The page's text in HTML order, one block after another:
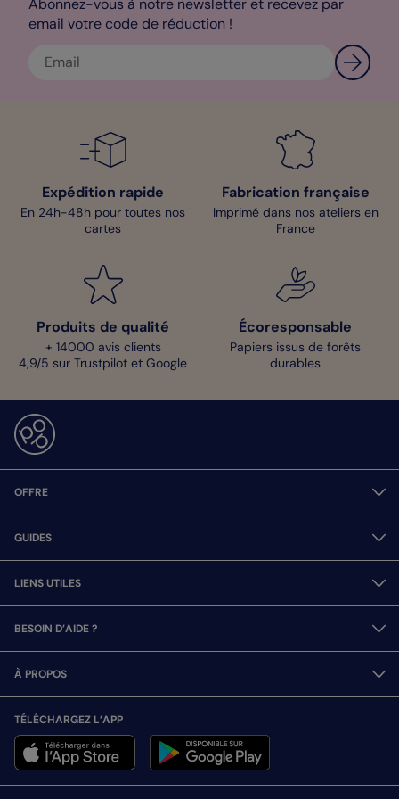
Abonnez-vous à notre newsletter et recevez par
email votre code de réduction !
Expédition rapide
En 24h-48h pour toutes nos
cartes
Fabrication française
Imprimé dans nos ateliers en
France
Produits de qualité
+ 14000 avis clients
4,9/5 sur Trustpilot et Google
Écoresponsable
Papiers issus de forêts
durables
OFFRE
GUIDES
LIENS UTILES
BESOIN D’AIDE ?
À PROPOS
TÉLÉCHARGEZ L’APP